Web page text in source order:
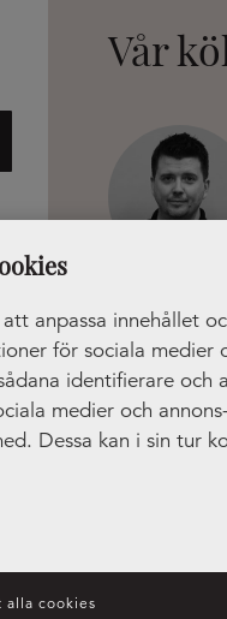
anpassa innehållet
för sociala medier
identifierare och
medier och
Dessa kan i sin tur
som du har
alla cookies
Vår